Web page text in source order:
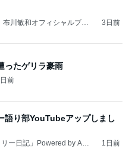
3日前
ったゲリラ豪雨
前
語り部YouTubeアップしまし
ー日記」Powered by Ame
1日前